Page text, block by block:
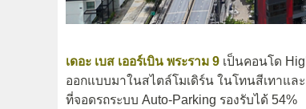
เดอะ เบส เออร์เบิน พระราม 9 เป็นคอนโด
ออกแบบมาในสไตล์โมเดิร์น ในโทนสีเทาแ
ที่จอดรถระบบ Auto-Parking รองรับได้ 54%